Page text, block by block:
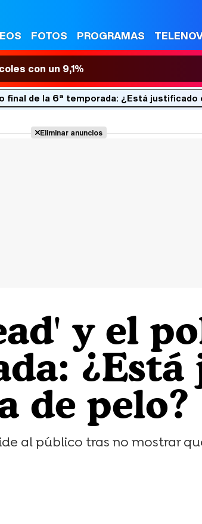
FOTOS PROGRAMAS
con un 9,1%
final de la 6ª temporada: ¿Está
Eliminar anuncios
y el
de pelo?
al público tras no mostrar